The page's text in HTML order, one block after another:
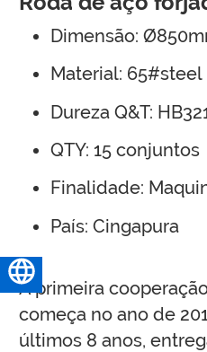
Dimensão:
Material: 65#steel
Dureza Q&T:
QTY: 15 conjuntos
Finalidade:
País: Cingapura
A primeira
começa no ano de
últimos 8 anos,
Português do Brasil